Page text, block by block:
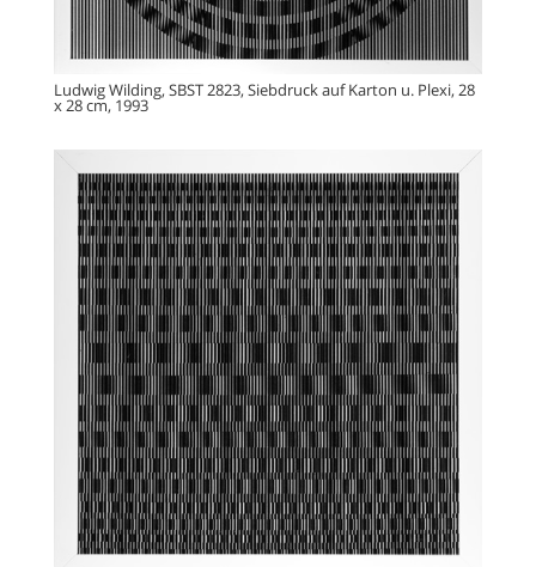
Ludwig Wilding, SBST 2823, Siebdruck auf Karton u. Plexi, 28
x 28 cm, 1993